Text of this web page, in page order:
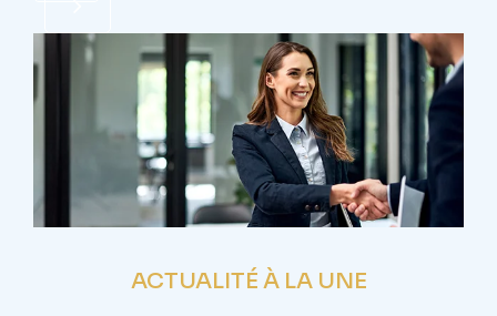
ACTUALITÉ À LA UNE